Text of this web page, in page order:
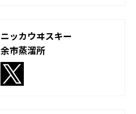
ニッカウヰスキー
余市蒸溜所